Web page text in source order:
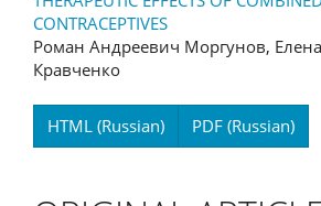
CONTRACEPTIVES
Роман Андреевич Моргунов,
Кравченко
HTML (Russian) PDF (Russian)